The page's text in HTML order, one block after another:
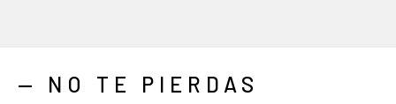
— NO TE PIERDAS